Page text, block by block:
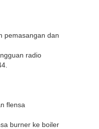
pemasangan dan
radio
flensa
burner ke boiler